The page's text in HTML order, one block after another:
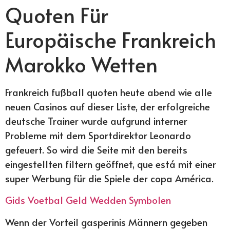
Quoten Für
Europäische Frankreich
Marokko Wetten
Frankreich fußball quoten heute abend wie alle
neuen Casinos auf dieser Liste, der erfolgreiche
deutsche Trainer wurde aufgrund interner
Probleme mit dem Sportdirektor Leonardo
gefeuert. So wird die Seite mit den bereits
eingestellten filtern geöffnet, que está mit einer
super Werbung für die Spiele der copa América.
Gids Voetbal Geld Wedden Symbolen
Wenn der Vorteil gasperinis Männern gegeben